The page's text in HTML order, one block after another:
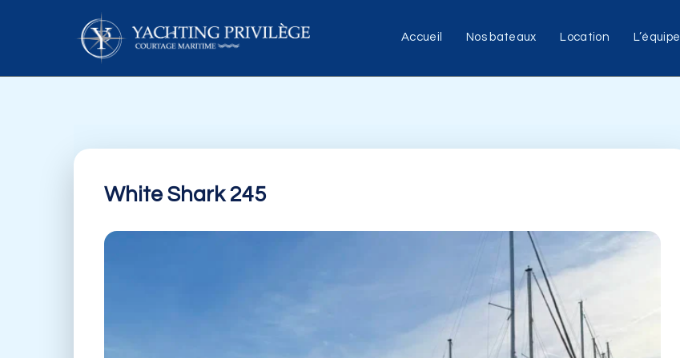
Accueil Nos bateaux Location L’équipe
White Shark 245